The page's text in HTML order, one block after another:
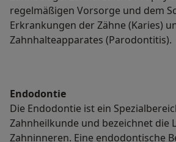
regelmäßigen Vorsorge und dem
Erkrankungen der Zähne (Karies)
Zahnhalteapparates (Parodontitis).
Endodontie
Die Endodontie ist ein
Zahnheilkunde und bezeichnet die
Zahninneren. Eine endodontische